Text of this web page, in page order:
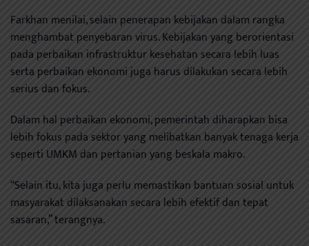
Farkhan menilai, selain penerapan kebijakan dalam rangka
menghambat penyebaran virus. Kebijakan yang berorientasi
pada perbaikan infrastruktur kesehatan secara lebih luas
serta perbaikan ekonomi juga harus dilakukan secara lebih
serius dan fokus.
Dalam hal perbaikan ekonomi, pemerintah diharapkan bisa
lebih fokus pada sektor yang melibatkan banyak tenaga kerja
seperti UMKM dan pertanian yang beskala makro.
“Selain itu, kita juga perlu memastikan bantuan sosial untuk
masyarakat dilaksanakan secara lebih efektif dan tepat
sasaran,” terangnya.